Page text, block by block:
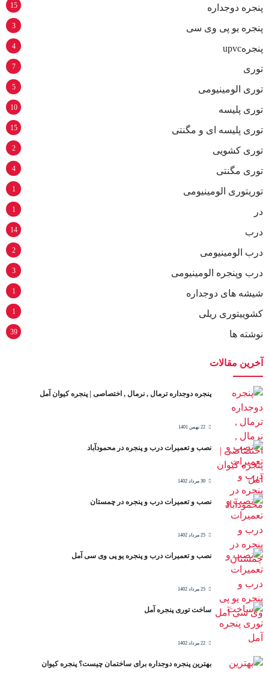
پنجره دوجداره 15
پنجره یو پی وی سی 3
پنجرهupvc 4
توری 7
توری الومینیومی 5
توری پلیسه 10
توری پلیسه ای و مگنتی 15
توری کشویی 2
توری مگنتی 4
توریتوری الومینیومی 1
در 1
درب 14
درب الومینیومی 2
درب وپنجره الومینیومی 3
شیشه های دوجداره 1
کشوییتوری ریلی 1
نوشته ها 39
آخرین مقالات
پنجره دوجداره ترمال , نرمال , اختصاصی | پنجره کیوان آمل
22 بهمن 1401
نصب و تعمیرات درب و پنجره در محمودآباد
30 مرداد 1402
نصب و تعمیرات درب و پنجره در چمستان
25 مرداد 1402
نصب و تعمیرات درب و پنجره یو پی وی سی آمل
25 مرداد 1402
ساخت توری پنجره آمل
22 مرداد 1402
بهترین پنجره دوجداره برای ساختمان چیست؟ پنجره کیوان